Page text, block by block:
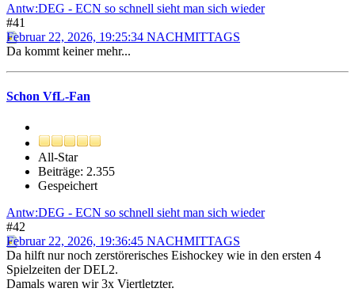
Antw:DEG - ECN so schnell sieht man sich wieder
#41
Februar 22, 2026, 19:25:34 NACHMITTAGS
Da kommt keiner mehr...
Schon VfL-Fan
All-Star
Beiträge: 2.355
Gespeichert
Antw:DEG - ECN so schnell sieht man sich wieder
#42
Februar 22, 2026, 19:36:45 NACHMITTAGS
Da hilft nur noch zerstörerisches Eishockey wie in den ersten 4
Spielzeiten der DEL2.
Damals waren wir 3x Viertletzter.